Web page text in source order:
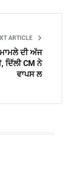
ARTICLE
ਦੀ ਅੱਜ
ਦਿੱਲੀ CM ਨੇ
ਵਾਪਸ ਲ